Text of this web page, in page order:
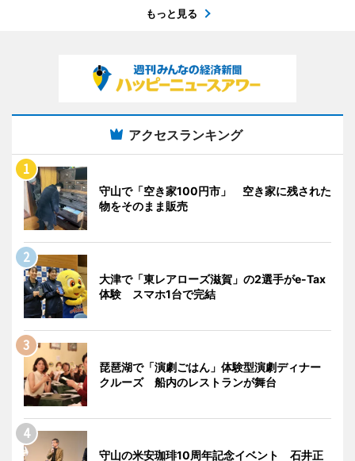
もっと見る
アクセスランキング
守山で「空き家100円市」 空き家に残された
物をそのまま販売
大津で「東レアローズ滋賀」の2選手がe-Tax
体験 スマホ1台で完結
琵琶湖で「演劇ごはん」体験型演劇ディナー
クルーズ 船内のレストランが舞台
守山の米安珈琲10周年記念イベント 石井正